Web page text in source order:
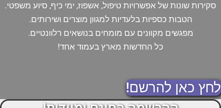
סקירות שונות של אפשרויות טיפול, אשפוז, ימי כיף, סיוע משפטי.
הטבות כספיות בלעדיות למגוון מוצרים ושירותים.
מפגשים מקוונים עם מומחים בנושאים רלוונטיים.
כל החדשות מארץ בעמוד אחד!
לחץ כאן להרשם!